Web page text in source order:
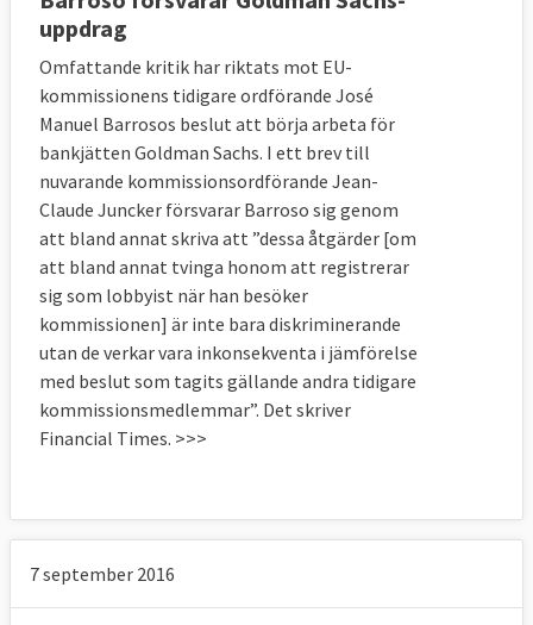
uppdrag
Omfattande kritik har riktats mot EU-
kommissionens tidigare ordförande José
Manuel Barrosos beslut att börja arbeta för
bankjätten Goldman Sachs. I ett brev till
nuvarande kommissionsordförande Jean-
Claude Juncker försvarar Barroso sig genom
att bland annat skriva att ”dessa åtgärder [om
att bland annat tvinga honom att registrerar
sig som lobbyist när han besöker
kommissionen] är inte bara diskriminerande
utan de verkar vara inkonsekventa i jämförelse
med beslut som tagits gällande andra tidigare
kommissionsmedlemmar”. Det skriver
Financial Times. >>>
7 september 2016